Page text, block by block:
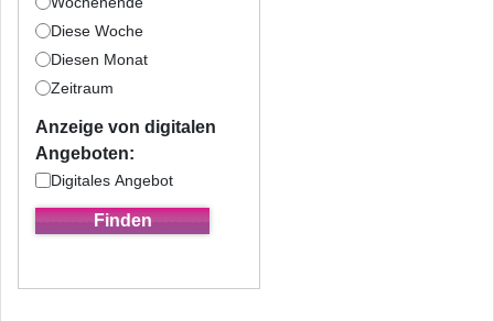
Diese Woche
Diesen Monat
Zeitraum
Anzeige von digitalen
Angeboten:
Digitales Angebot